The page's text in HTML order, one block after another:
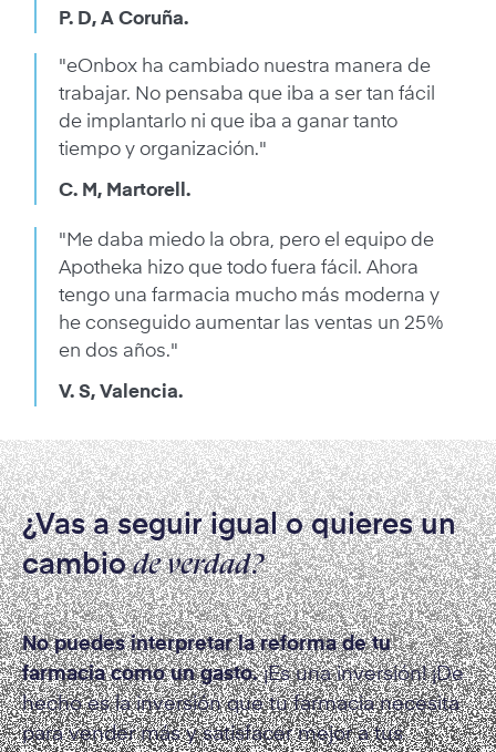
P. D, A Coruña.
"eOnbox ha cambiado nuestra manera de
trabajar. No pensaba que iba a ser tan fácil
de implantarlo ni que iba a ganar tanto
tiempo y organización."
C. M, Martorell.
"Me daba miedo la obra, pero el equipo de
Apotheka hizo que todo fuera fácil. Ahora
tengo una farmacia mucho más moderna y
he conseguido aumentar las ventas un 25%
en dos años."
V. S, Valencia.
¿Vas a seguir igual o quieres un
cambiode verdad?
No puedes interpretar la reforma de tu
farmacia como un gasto.¡Es una inversión! ¡De
hecho es la inversión que tu farmacia necesita
para vender más y satisfacer mejor a tus